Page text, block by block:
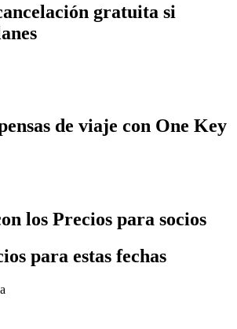
gratuita si
de viaje con One Key
los Precios para socios
para estas fechas